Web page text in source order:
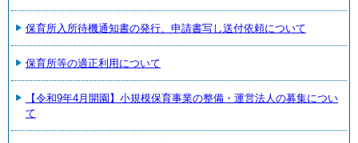
保育所入所待機通知書の発行、申請書写し送付依頼について
保育所等の適正利用について
【令和9年4月開園】小規模保育事業の整備・運営法人の募集につい
て